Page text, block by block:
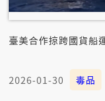
臺美合作掠跨國貨船
2026-01-30 毒品